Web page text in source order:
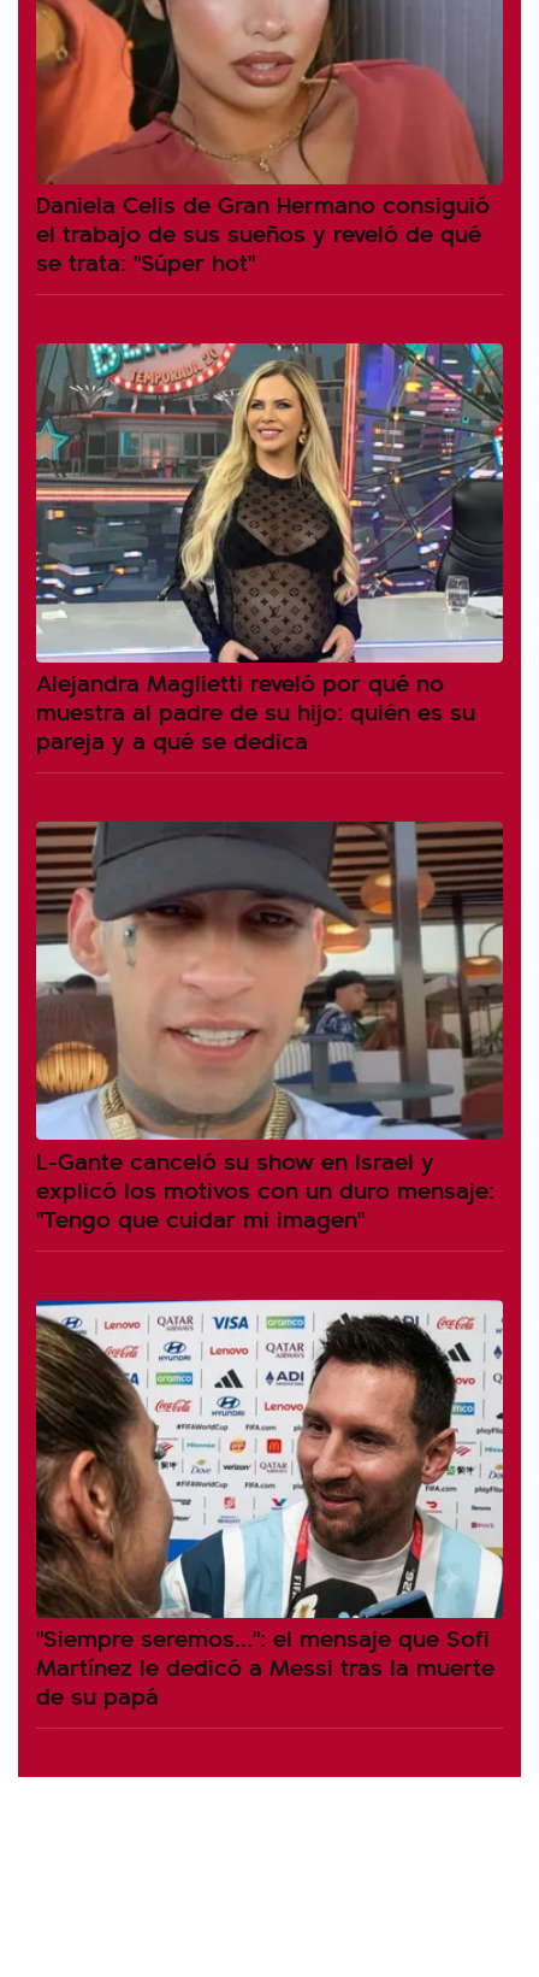
Daniela Celis de Gran Hermano consiguió
el trabajo de sus sueños y reveló de qué
se trata: "Súper hot"
Alejandra Maglietti reveló por qué no
muestra al padre de su hijo: quién es su
pareja y a qué se dedica
L-Gante canceló su show en Israel y
explicó los motivos con un duro mensaje:
"Tengo que cuidar mi imagen"
"Siempre seremos...": el mensaje que Sofi
Martínez le dedicó a Messi tras la muerte
de su papá